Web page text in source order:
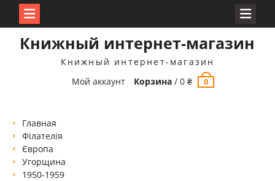
Книжный интернет-магазин
Книжный интернет-магазин
Мой аккаунт
Корзина /0₴ 0
Главная
Філателія
Європа
Угорщина
1950-1959